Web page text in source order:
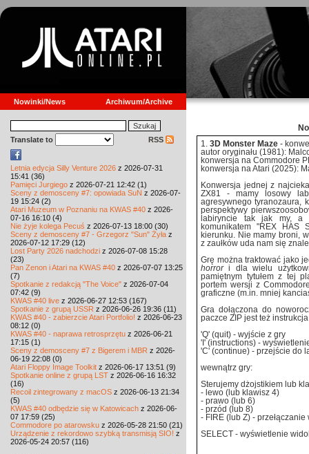
Nowinki/News Archiwum/Archive
Translate to RSS
Letnia edycja Silly Venture 2026 z 2026-07-31
15:41 (36)
Pamięci Jurgiego z 2026-07-21 12:42 (1)
Sceny z demosceny #7: opowiada SuN z 2026-07-
19 15:24 (2)
Atari Muzeum w Poznaniu na KWAS #40 z 2026-
07-16 16:10 (4)
Nie żyje kolega Pecuś z 2026-07-13 18:00 (30)
Sceny z demosceny #7 - Grzegorz "Sun" Żyła z
2026-07-12 17:29 (12)
Lost Party 2026 nadchodzi z 2026-07-08 15:28
(23)
Pan Zenon i Atari na KWAS #40 z 2026-07-07 13:25
(7)
Spotkanie z redakcją "The Voice" z 2026-07-04
07:42 (9)
KWAS #40 live z 2026-06-27 12:53 (167)
Spotkanie z grupą USSR z 2026-06-26 19:36 (11)
KWAS #40 - zabierzcie Atari Portfolio! z 2026-06-23
08:12 (0)
KWAS #40 - naprawa retrosprzętu z 2026-06-21
17:15 (1)
Sceny z demosceny #7 z Bigerem i MBR z 2026-
06-19 22:08 (0)
Atari Floppy Image Toolkit z 2026-06-17 13:51 (9)
Spotkanie online z grupą LST z 2026-06-16 16:32
(16)
Recoil zintegrowany z macOS z 2026-06-13 21:34
(5)
KWAS #40 odbędzie się w Katowicach z 2026-06-
07 17:59 (25)
Commodore po atarowsku z 2026-05-28 21:50 (21)
Urządzenie z rekordowo szybką transmisją SIO! z
2026-05-24 20:57 (116)
1. 3D Monster Maze -
autor oryginału (1981):
konwersja na Commodore
konwersja na Atari (2025):
Konwersja jednej z
ZX81 - mamy losowy
agresywnego tyranozaura,
perspektywy
labiryncie tak jak my, a
komunikatem "REX HAS
kierunku. Nie mamy broni,
z zaułków uda nam się
Grę można traktować jako
horrori dla wielu
pamiętnym tytułem z tej
portem wersji z
graficzne (m.in. mniej
Gra dołączona do
paczce ZIP jest też
'Q' (quit) - wyjście z gry
'I' (instructions) -
'C' (continue) - przejście do
wewnątrz gry:
Sterujemy dżojstikiem lub
- lewo (lub klawisz 4)
- prawo (lub 6)
- przód (lub 8)
- FIRE (lub Z) -
SELECT - wyświetlenie